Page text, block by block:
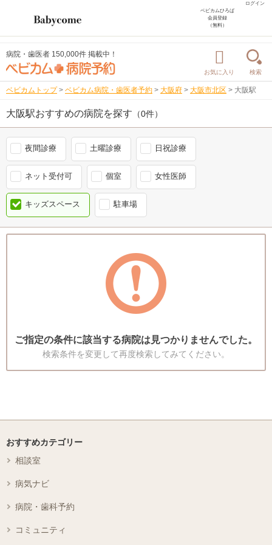
ログイン
ベビカムひろば
会員登録
（無料）
病院・歯医者 150,000件 掲載中！
お気に入り 検索
ベビカムトップ > ベビカム病院・歯医者予約 > 大阪府 > 大阪市北区 > 大阪駅
大阪駅おすすめの病院を探す （0件）
夜間診療 土曜診療 日祝診療
ネット受付可 個室 女性医師
キッズスペース 駐車場
ご指定の条件に該当する病院は見つかりませんでした。
検索条件を変更して再度検索してみてください。
おすすめカテゴリー
相談室
病気ナビ
病院・歯科予約
コミュニティ